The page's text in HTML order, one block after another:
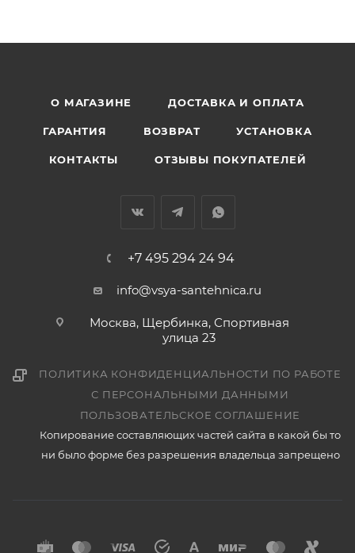
О МАГАЗИНЕ ДОСТАВКА И ОПЛАТА
ГАРАНТИЯ ВОЗВРАТ УСТАНОВКА
КОНТАКТЫ ОТЗЫВЫ ПОКУПАТЕЛЕЙ
+7 495 294 24 94
info@vsya-santehnica.ru
Москва, Щербинка, Спортивная
улица 23
ПОЛИТИКА КОНФИДЕНЦИАЛЬНОСТИ ПО РАБОТЕ
С ПЕРСОНАЛЬНЫМИ ДАННЫМИ
ПОЛЬЗОВАТЕЛЬСКОЕ СОГЛАШЕНИЕ
Копирование составляющих частей сайта в какой бы то
ни было форме без разрешения владельца запрещено